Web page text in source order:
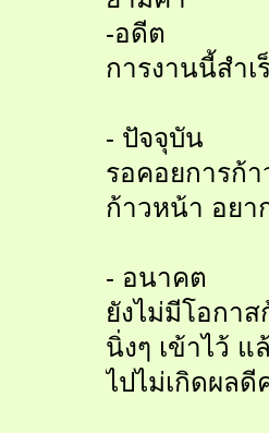
-อดีต
การงานนี้สำเ
- ปัจจุบัน
รอคอยการก้
ก้าวหน้า อยา
- อนาคต
ยังไม่มีโอกา
นิ่งๆ เข้าไว้
ไปไม่เกิดผลดี